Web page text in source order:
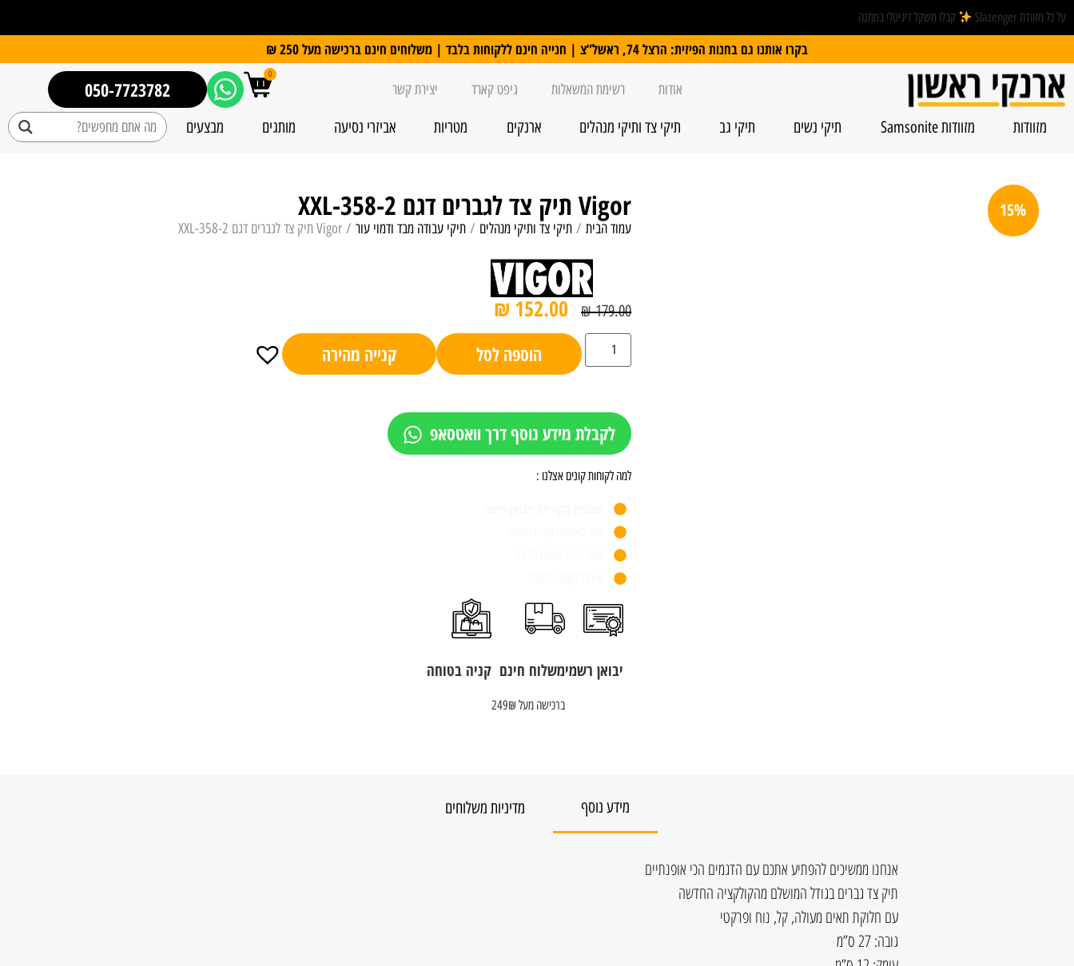
על כל מזוודת Slazenger קבלו משקל דיגיטלי במתנה
בקרו אותנו גם בחנות הפיזית: הרצל 74, ראשל”צ | חנייה חינם ללקוחות בלבד | משלוחים חינם ברכישה מעל 250 ₪
אודות רשימת המשאלות גיפט קארד יצירת קשר
0
050-7723782
מזוודות מזוודות Samsonite תיקי נשים תיקי גב תיקי צד ותיקי מנהלים ארנקים מטריות אביזרי נסיעה מותגים מבצעים
Vigor תיק צד לגברים דגם 358-2-XXL
עמוד הבית/ תיקי צד ותיקי מנהלים / תיקי עבודה מבד ודמוי עור/ Vigor תיק צד לגברים דגם 358-2-XXL
₪179.00
₪ 152.00
הוספה לסל קנייה מהירה
לקבלת מידע נוסף דרך וואטסאפ
למה לקוחות קונים אצלנו :
יבואן רשמימשלוח חינם
ברכישה מעל 249₪
קניה בטוחה
15%
מידע נוסף מדיניות משלוחים
אנחנו ממשיכים להפתיע אתכם עם הדגמים הכי אופנתיים
תיק צד גברים בגודל המושלם מהקולקציה החדשה
עם חלוקת תאים מעולה, קל, נוח ופרקטי
גובה: 27 ס”מ